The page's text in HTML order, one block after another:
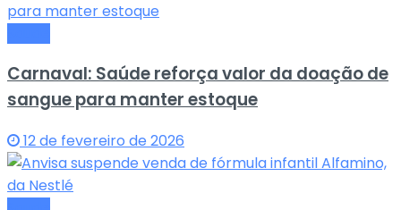
Carnaval: Saúde reforça valor da doação de
sangue para manter estoque
12 de fevereiro de 2026